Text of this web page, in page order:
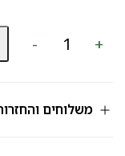
-
757
+
משלוחים